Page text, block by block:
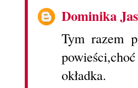
Dominika
Tym razem
okładka.